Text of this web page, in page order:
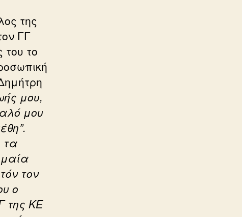
της
ΓΓ
το
μου,
μου
τα
τον
ο
της ΚΕ